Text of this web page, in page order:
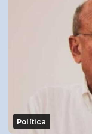
Política